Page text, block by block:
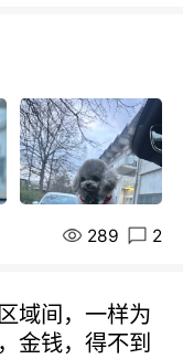
289 2
域间，一样为
金钱，得不到